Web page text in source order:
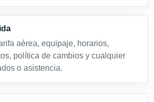
aérea, equipaje, horarios,
política de cambios y cualquier
o asistencia.